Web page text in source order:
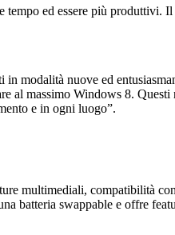
ed essere più produttivi.
modalità nuove ed
al massimo Windows 8.
e in ogni luogo”.
multimediali, compatibilità
batteria swappable e offre